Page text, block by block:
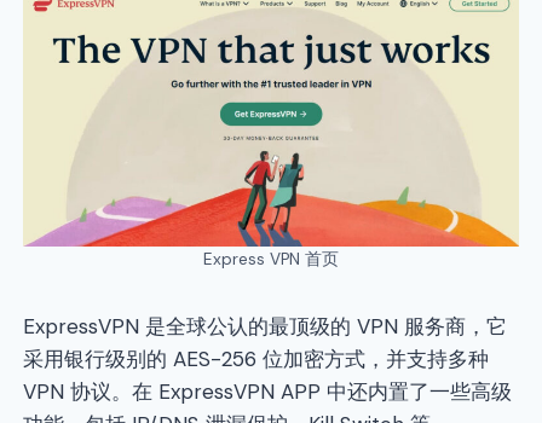
Express VPN 首页
ExpressVPN 是全球公认的最顶级的 VPN 服务商，它
采用银行级别的 AES-256 位加密方式，并支持多种
VPN 协议。在 ExpressVPN APP 中还内置了一些高级